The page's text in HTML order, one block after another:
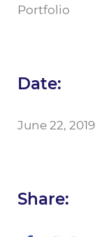
Portfolio
Date:
June 22, 2019
Share: